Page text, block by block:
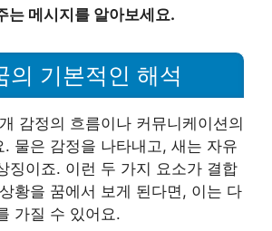
는 메시지를 알아보세요.
의 기본적인 해석
감정의 흐름이나 커뮤니케이션의
. 물은 감정을 나타내고, 새는 자유
징이죠. 이런 두 가지 요소가 결합
황을 꿈에서 보게 된다면, 이는 다
가질 수 있어요.